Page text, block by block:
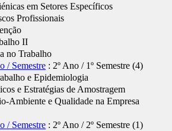
em Setores Específicos
Profissionais
II
no Trabalho
/ Semestre : 2º Ano / 1º Semestre ‎(4)
e Epidemiologia
e Estratégias de Amostragem
Ambiente e Qualidade na Empresa
/ Semestre : 2º Ano / 2º Semestre ‎(1)